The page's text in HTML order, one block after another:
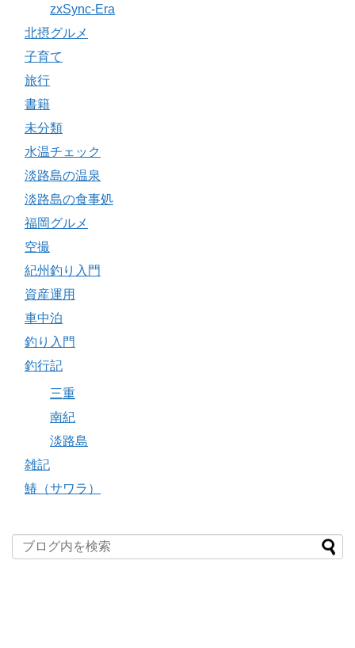
zxSync-Era
北摂グルメ
子育て
旅行
書籍
未分類
水温チェック
淡路島の温泉
淡路島の食事処
福岡グルメ
空撮
紀州釣り入門
資産運用
車中泊
釣り入門
釣行記
三重
南紀
淡路島
雑記
鰆（サワラ）